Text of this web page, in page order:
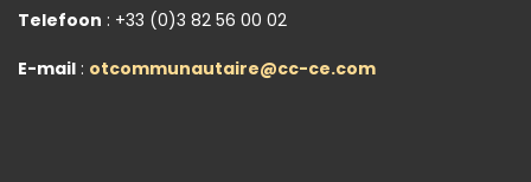
Telefoon : +33 (0)3 82 56 00 02
E-mail : otcommunautaire@cc-ce.com